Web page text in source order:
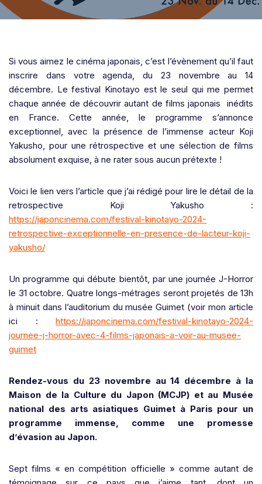
Si vous aimez le cinéma japonais, c’est l’évènement qu’il faut
inscrire dans votre agenda, du 23 novembre au 14
décembre. Le festival Kinotayo est le seul qui me permet
chaque année de découvrir autant de films japonais inédits
en France. Cette année, le programme s’annonce
exceptionnel, avec la présence de l’immense acteur Koji
Yakusho, pour une rétrospective et une sélection de films
absolument exquise, à ne rater sous aucun prétexte !
Voici le lien vers l’article que j’ai rédigé pour lire le détail de la
retrospective Koji Yakusho :
https://japoncinema.com/festival-kinotayo-2024-
retrospective-exceptionnelle-en-presence-de-lacteur-koji-
yakusho/
Un programme qui débute bientôt, par une journée J-Horror
le 31 octobre. Quatre longs-métrages seront projetés de 13h
à minuit dans l’auditorium du musée Guimet (voir mon article
ici : https://japoncinema.com/festival-kinotayo-2024-
journee-j-horror-avec-4-films-japonais-a-voir-au-musee-
guimet
Rendez-vous du 23 novembre au 14 décembre à la
Maison de la Culture du Japon (MCJP) et au Musée
national des arts asiatiques Guimet à Paris pour un
programme immense, comme une promesse
d’évasion au Japon.
Sept films « en compétition officielle » comme autant de